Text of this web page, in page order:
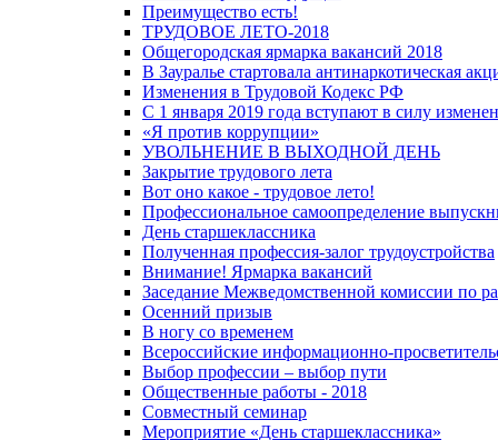
Преимущество есть!
ТРУДОВОЕ ЛЕТО-2018
Общегородская ярмарка вакансий 2018
В Зауралье стартовала антинаркотическая
Изменения в Трудовой Кодекс РФ
С 1 января 2019 года вступают в силу
«Я против коррупции»
УВОЛЬНЕНИЕ В ВЫХОДНОЙ ДЕНЬ
Закрытие трудового лета
Вот оно какое - трудовое лето!
Профессиональное самоопределение
День старшеклассника
Полученная профессия-залог трудоустройства
Внимание! Ярмарка вакансий
Заседание Межведомственной комиссии по
Осенний призыв
В ногу со временем
Всероссийские информационно-
Выбор профессии – выбор пути
Общественные работы - 2018
Совместный семинар
Мероприятие «День старшеклассника»